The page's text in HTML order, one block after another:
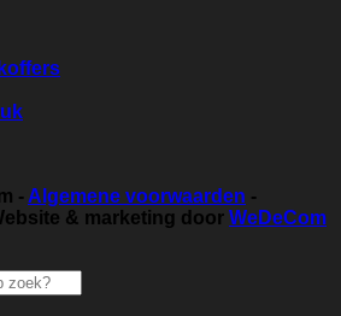
- Algemene voorwaarden -
& marketing door WeDeCom